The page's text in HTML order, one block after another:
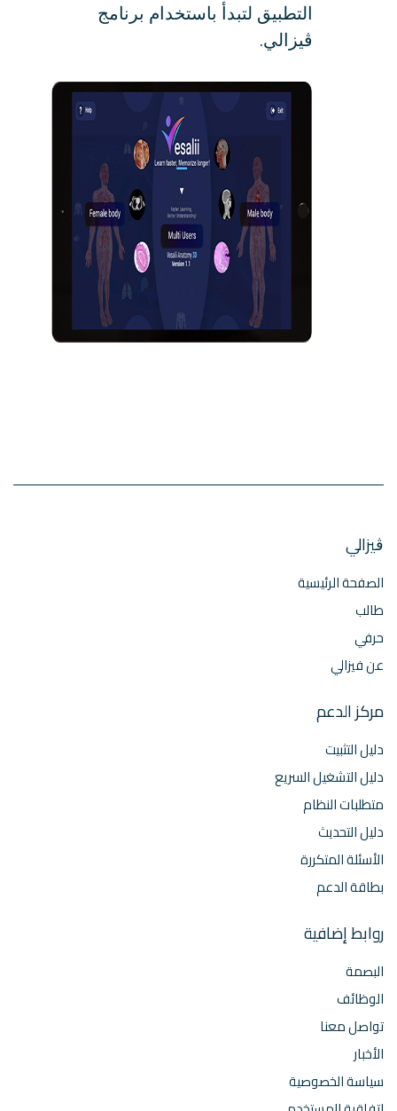
التطبيق لتبدأ باستخدام برنامج
ڨيزالي.
ڨيزالي
الصفحة الرئيسية
طالب
حرفي
عن فيزالي
مركز الدعم
دليل التثبيت
دليل التشغيل السريع
متطلبات النظام
دليل التحديث
الأسئلة المتكررة
بطاقة الدعم
روابط إضافية
البصمة
الوظائف
تواصل معنا
الأخبار
سياسة الخصوصية